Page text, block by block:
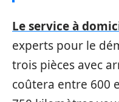
Le service à
experts pour le
trois pièces avec
coûtera entre 600